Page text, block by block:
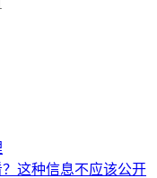
这种信息不应该公开